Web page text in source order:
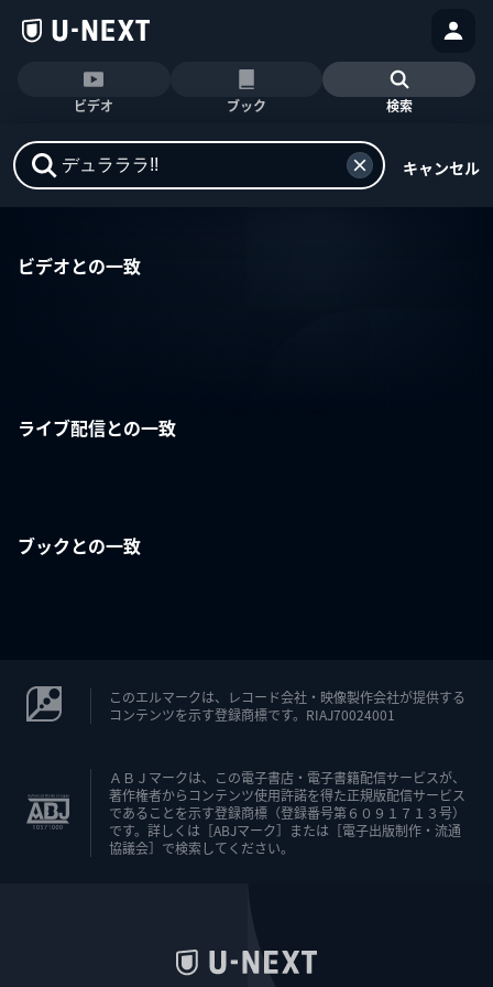
ビデオ ブック 検索
キャンセル
ビデオとの一致
ライブ配信との一致
ブックとの一致
このエルマークは、レコード会社・映像製作会社が提供する
コンテンツを示す登録商標です。RIAJ70024001
ＡＢＪマークは、この電子書店・電子書籍配信サービスが、
著作権者からコンテンツ使用許諾を得た正規版配信サービス
であることを示す登録商標（登録番号第６０９１７１３号）
です。詳しくは［ABJマーク］または［電子出版制作・流通
協議会］で検索してください。